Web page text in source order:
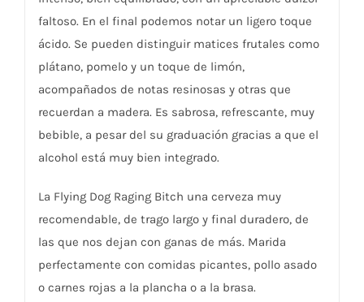
faltoso. En el final podemos notar un ligero toque
ácido. Se pueden distinguir matices frutales como
plátano, pomelo y un toque de limón,
acompañados de notas resinosas y otras que
recuerdan a madera. Es sabrosa, refrescante, muy
bebible, a pesar del su graduación gracias a que el
alcohol está muy bien integrado.
La Flying Dog Raging Bitch una cerveza muy
recomendable, de trago largo y final duradero, de
las que nos dejan con ganas de más. Marida
perfectamente con comidas picantes, pollo asado
o carnes rojas a la plancha o a la brasa.